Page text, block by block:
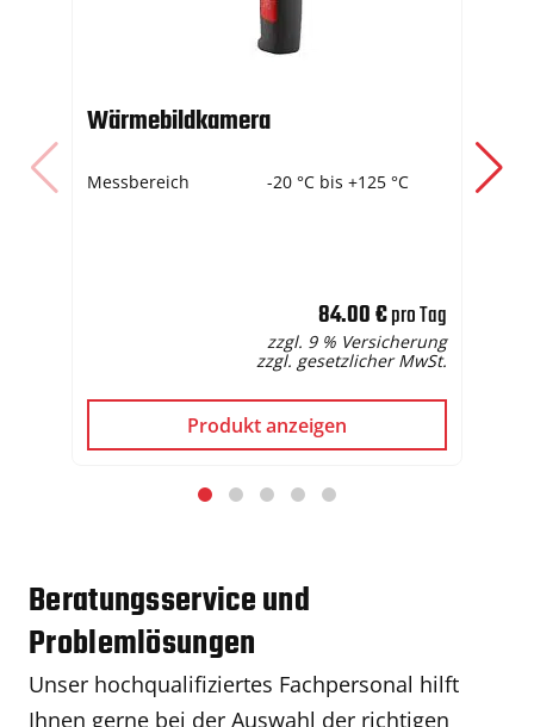
Wärmebildkamera
Messbereich -20 °C bis +125 °C
84.00 €pro Tag
zzgl. 9 % Versicherung
zzgl. gesetzlicher MwSt.
Produkt anzeigen
Beratungsservice und
Problemlösungen
Unser hochqualifiziertes Fachpersonal hilft
Ihnen gerne bei der Auswahl der richtigen